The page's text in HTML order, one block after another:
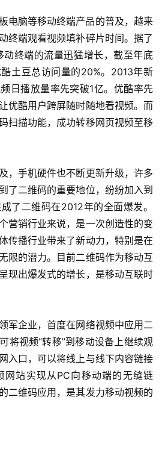
电脑等移动终端产品的普及，越来
终端观看视频填补碎片时间。据了
终端的流量迅猛增长，截至年底
土豆总访问量的20%。2013年新
日播放量率先突破1亿。优酷率先
优酷用户跨屏随时随地看视频。而
扫描功能，成功转移网页视频至移
，手机硬件也不断更新升级，许多
了二维码的重要地位，纷纷加入到
了二维码在2012年的全面爆发。
营销行业来说，是一次创造性的变
传播行业带来了新动力，特别是在
限的潜力。目前二维码作为移动互
现出爆发式的增长，是移动互联时
军企业，首度在网络视频中应用二
将视频“转移”到移动设备上继续观
入口，可以将线上与线下内容链接
网站实现从PC向移动端的无缝链
二维码应用，是其发力移动视频的